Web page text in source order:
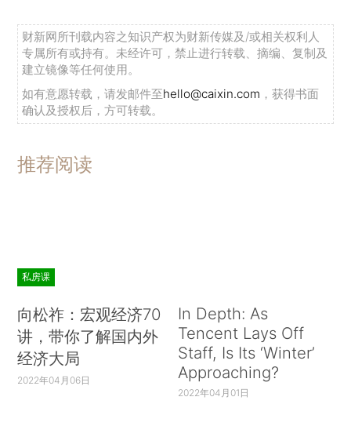
财新网所刊载内容之知识产权为财新传媒及/或相关权利人
专属所有或持有。未经许可，禁止进行转载、摘编、复制及
建立镜像等任何使用。
如有意愿转载，请发邮件至hello@caixin.com ，获得书面
确认及授权后，方可转载。
推荐阅读
私房课
向松祚：宏观经济70
讲，带你了解国内外
经济大局
2022年04月06日
In Depth: As
Tencent Lays Off
Staff, Is Its ‘Winter’
Approaching?
2022年04月01日